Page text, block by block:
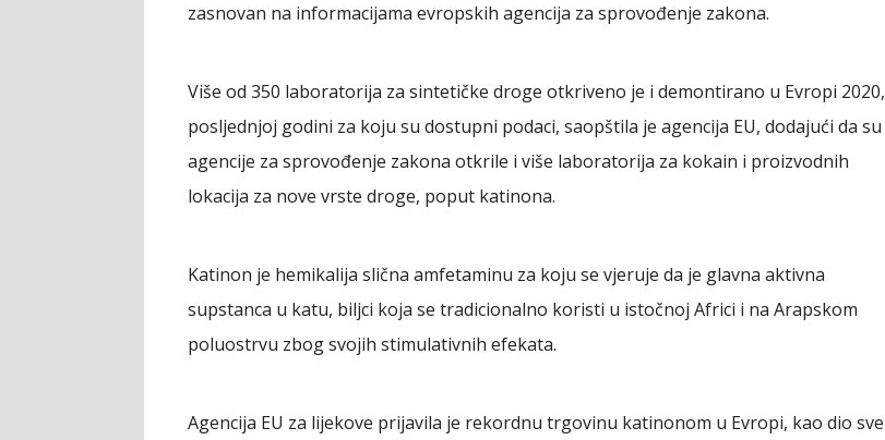
zasnovan na informacijama evropskih agencija za sprovođenje zakona.
Više od 350 laboratorija za sintetičke droge otkriveno je i demontirano u Evropi 2020,
posljednjoj godini za koju su dostupni podaci, saopštila je agencija EU, dodajući da su
agencije za sprovođenje zakona otkrile i više laboratorija za kokain i proizvodnih
lokacija za nove vrste droge, poput katinona.
Katinon je hemikalija slična amfetaminu za koju se vjeruje da je glavna aktivna
supstanca u katu, biljci koja se tradicionalno koristi u istočnoj Africi i na Arapskom
poluostrvu zbog svojih stimulativnih efekata.
Agencija EU za lijekove prijavila je rekordnu trgovinu katinonom u Evropi, kao dio sve